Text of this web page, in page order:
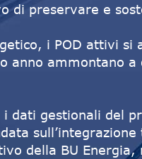
di preservare e
i POD attivi
anno ammontano
i dati gestionali del
della BU